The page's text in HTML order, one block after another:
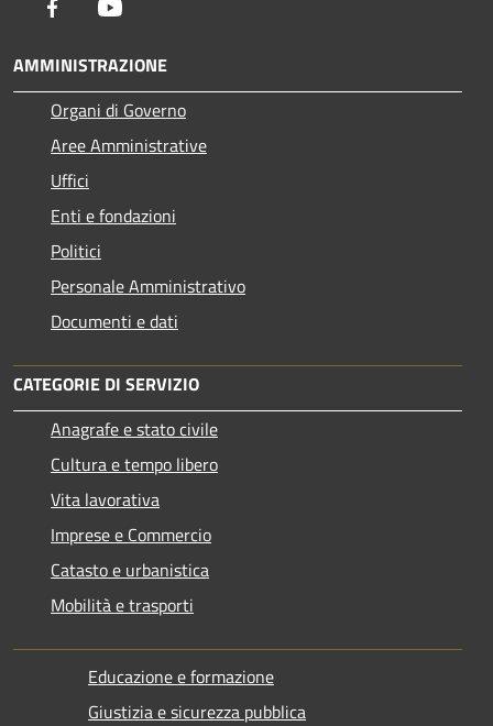
Facebook
AMMINISTRAZIONE
Organi di Governo
Aree Amministrative
Uffici
Enti e fondazioni
Politici
Personale Amministrativo
Documenti e dati
CATEGORIE DI SERVIZIO
Anagrafe e stato civile
Cultura e tempo libero
Vita lavorativa
Imprese e Commercio
Catasto e urbanistica
Mobilità e trasporti
Educazione e formazione
Giustizia e sicurezza pubblica